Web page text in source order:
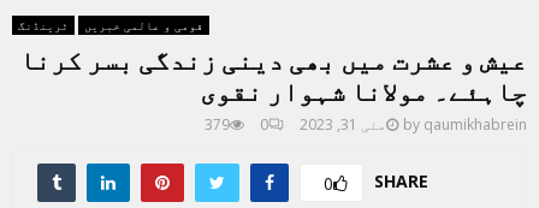
ٹرینڈنگ قومی و عالمی خبریں
عیش و عشرت میں بھی دینی زندگی بسر کرنا
چاہئے۔ مولانا شہوار نقوی
by qaumikhabrein مئی 31, 2023 0
379
SHARE
0